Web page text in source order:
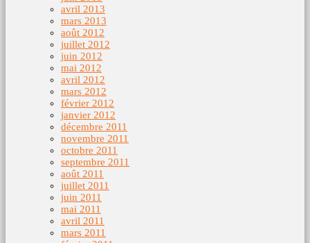
avril 2013
mars 2013
août 2012
juillet 2012
juin 2012
mai 2012
avril 2012
mars 2012
février 2012
janvier 2012
décembre 2011
novembre 2011
octobre 2011
septembre 2011
août 2011
juillet 2011
juin 2011
mai 2011
avril 2011
mars 2011